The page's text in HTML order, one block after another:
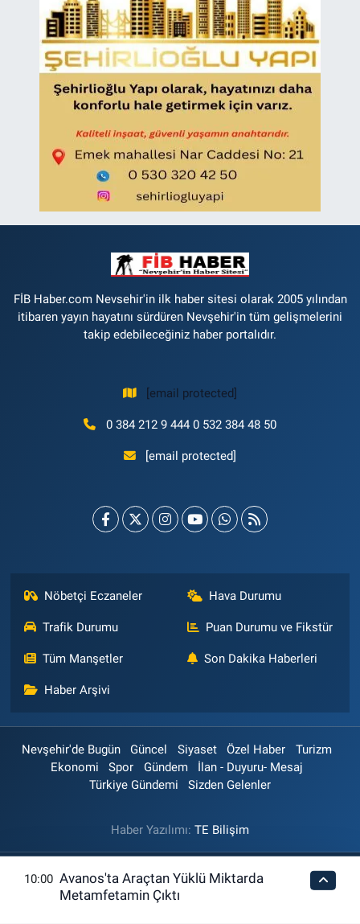
FİB Haber.com Nevsehir'in ilk haber sitesi olarak 2005 yılından
itibaren yayın hayatını sürdüren Nevşehir'in tüm gelişmelerini
takip edebileceğiniz haber portalıdır.
[email protected]
0 384 212 9 444 0 532 384 48 50
[email protected]
Nöbetçi Eczaneler Hava Durumu
Trafik Durumu Puan Durumu ve Fikstür
Tüm Manşetler Son Dakika Haberleri
Haber Arşivi
Nevşehir'de Bugün Güncel Siyaset Özel Haber
Turizm
Ekonomi
Spor Gündem
İlan - Duyuru- Mesaj
Türkiye Gündemi
Sizden Gelenler
Haber Yazılımı: TE Bilişim
10:00 Avanos'ta Araçtan Yüklü Miktarda
Metamfetamin Çıktı